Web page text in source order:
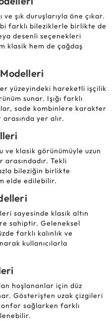
ve şık duruşlarıyla öne çıkar.
farklı bileziklerle birlikte de
desenli seçenekleri
klasik hem de çağdaş
yüzeyindeki hareketli işçilik
sunar. Işığı farklı
sade kombinlere karakter
yer alır.
klasik görünümüyle uzun
Tekli
bileziğin birlikte
elde edilebilir.
sayesinde klasik altın
sahiptir. Geleneksel
farklı kalınlık ve
kullanıcılarla
hoşlananlar için düz
Gösterişten uzak çizgileri
sağlarken farklı